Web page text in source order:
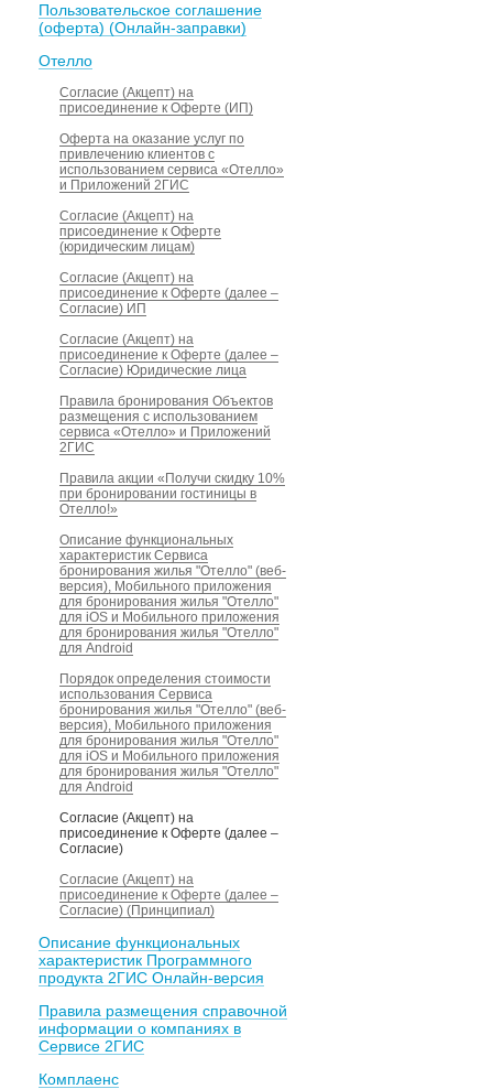
Пользовательское соглашение
(оферта) (Онлайн-заправки)
Отелло
Согласие (Акцепт) на
присоединение к Оферте (ИП)
Оферта на оказание услуг по
привлечению клиентов с
использованием сервиса «Отелло»
и Приложений 2ГИС
Согласие (Акцепт) на
присоединение к Оферте
(юридическим лицам)
Согласие (Акцепт) на
присоединение к Оферте (далее –
Согласие) ИП
Согласие (Акцепт) на
присоединение к Оферте (далее –
Согласие) Юридические лица
Правила бронирования Объектов
размещения с использованием
сервиса «Отелло» и Приложений
2ГИС
Правила акции «Получи скидку 10%
при бронировании гостиницы в
Отелло!»
Описание функциональных
характеристик Сервиса
бронирования жилья "Отелло" (веб-
версия), Мобильного приложения
для бронирования жилья "Отелло"
для iOS и Мобильного приложения
для бронирования жилья "Отелло"
для Android
Порядок определения стоимости
использования Сервиса
бронирования жилья "Отелло" (веб-
версия), Мобильного приложения
для бронирования жилья "Отелло"
для iOS и Мобильного приложения
для бронирования жилья "Отелло"
для Android
Согласие (Акцепт) на
присоединение к Оферте (далее –
Согласие)
Согласие (Акцепт) на
присоединение к Оферте (далее –
Согласие) (Принципиал)
Описание функциональных
характеристик Программного
продукта 2ГИС Онлайн-версия
Правила размещения справочной
информации о компаниях в
Сервисе 2ГИС
Комплаенс